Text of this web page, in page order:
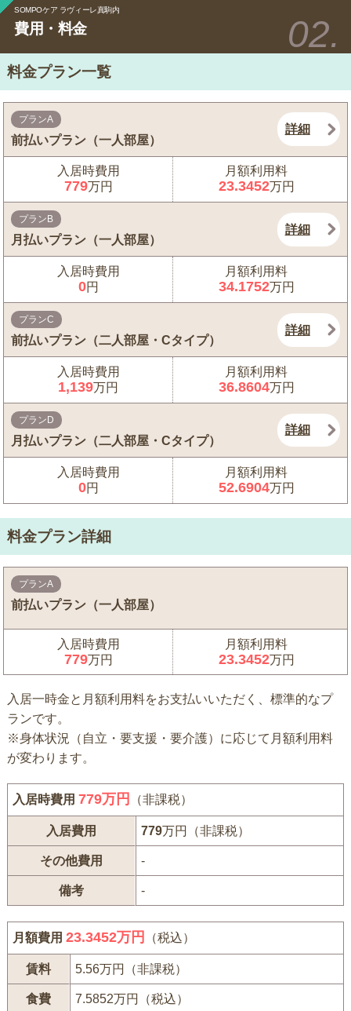
SOMPOケア ラヴィーレ真駒内
費用・料金
料金プラン一覧
プランA
前払いプラン（一人部屋）
詳細
入居時費用
779万円
月額利用料
23.3452万円
プランB
月払いプラン（一人部屋）
詳細
入居時費用
0円
月額利用料
34.1752万円
プランC
前払いプラン（二人部屋・Cタイプ）
詳細
入居時費用
1,139万円
月額利用料
36.8604万円
プランD
月払いプラン（二人部屋・Cタイプ）
詳細
入居時費用
0円
月額利用料
52.6904万円
料金プラン詳細
プランA
前払いプラン（一人部屋）
入居時費用
779万円
月額利用料
23.3452万円
入居一時金と月額利用料をお支払いいただく、標準的なプ
ランです。
※身体状況（自立・要支援・要介護）に応じて月額利用料
が変わります。
入居時費用779万円 （非課税）
入居費用 779万円（非課税）
その他費用 -
備考 -
月額費用23.3452万円 （税込）
賃料 5.56万円（非課税）
食費 7.5852万円（税込）